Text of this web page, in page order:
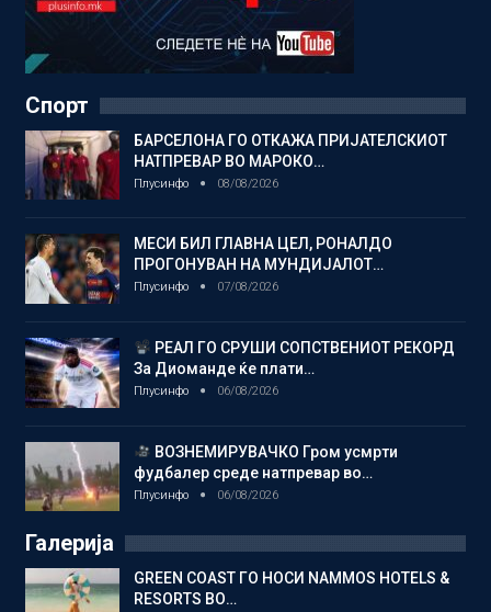
Спорт
БАРСЕЛОНА ГО ОТКАЖА ПРИЈАТЕЛСКИОТ
НАТПРЕВАР ВО МАРОКО…
Плусинфо 08/08/2026
МЕСИ БИЛ ГЛАВНА ЦЕЛ, РОНАЛДО
ПРОГОНУВАН НА МУНДИЈАЛОТ…
Плусинфо 07/08/2026
РЕАЛ ГО СРУШИ СОПСТВЕНИОТ РЕКОРД
За Диоманде ќе плати…
Плусинфо 06/08/2026
ВОЗНЕМИРУВАЧКО Гром усмрти
фудбалер среде натпревар во…
Плусинфо 06/08/2026
Галерија
GREEN COAST ГО НОСИ NAMMOS HOTELS &
RESORTS ВО…